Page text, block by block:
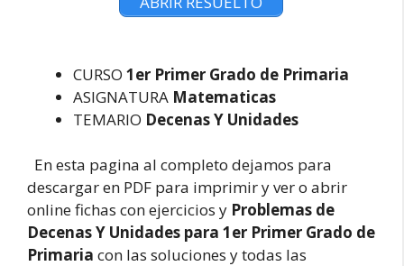
CURSO 1er Primer Grado de Primaria
ASIGNATURA Matematicas
TEMARIO Decenas Y Unidades
En esta pagina al completo dejamos para
descargar en PDF para imprimir y ver o abrir
online fichas con ejercicios y Problemas de
Decenas Y Unidades para 1er Primer Grado de
Primaria con las soluciones y todas las